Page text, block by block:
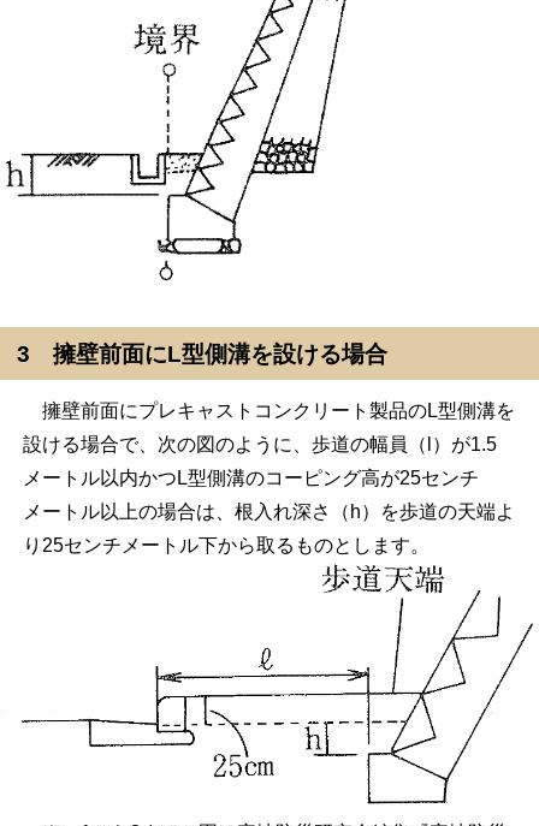
3 擁壁前面にL型側溝を設ける場合
擁壁前面にプレキャストコンクリート製品のL型側溝を
設ける場合で、次の図のように、歩道の幅員（l）が1.5
メートル以内かつL型側溝のコーピング高が25センチ
メートル以上の場合は、根入れ深さ（h）を歩道の天端よ
り25センチメートル下から取るものとします。